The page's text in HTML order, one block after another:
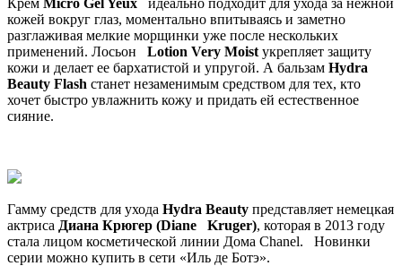
кожей вокруг глаз, моментально впитываясь и заметно
разглаживая мелкие морщинки уже после нескольких
применений. Лосьон Lotion Very Moist укрепляет защиту
кожи и делает ее бархатистой и упругой. А бальзам Hydra
Beauty Flash станет незаменимым средством для тех, кто
хочет быстро увлажнить кожу и придать ей естественное
сияние.
Гамму средств для ухода Hydra Beauty представляет немецкая
актриса Диана Крюгер (Diane Kruger), которая в 2013 году
стала лицом косметической линии Дома Chanel. Новинки
серии можно купить в сети «Иль де Ботэ».